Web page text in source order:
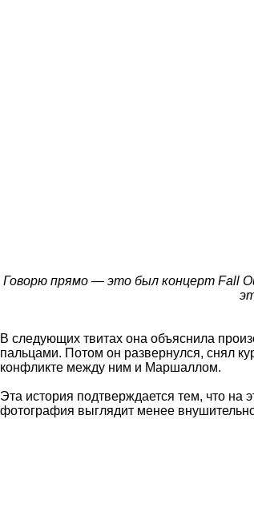
Говорю прямо — это был концерт Fall
В следующих твитах она объяснила
пальцами. Потом он развернулся, снял
конфликте между ним и Маршаллом.
Эта история подтверждается тем, что на
фотография выглядит менее